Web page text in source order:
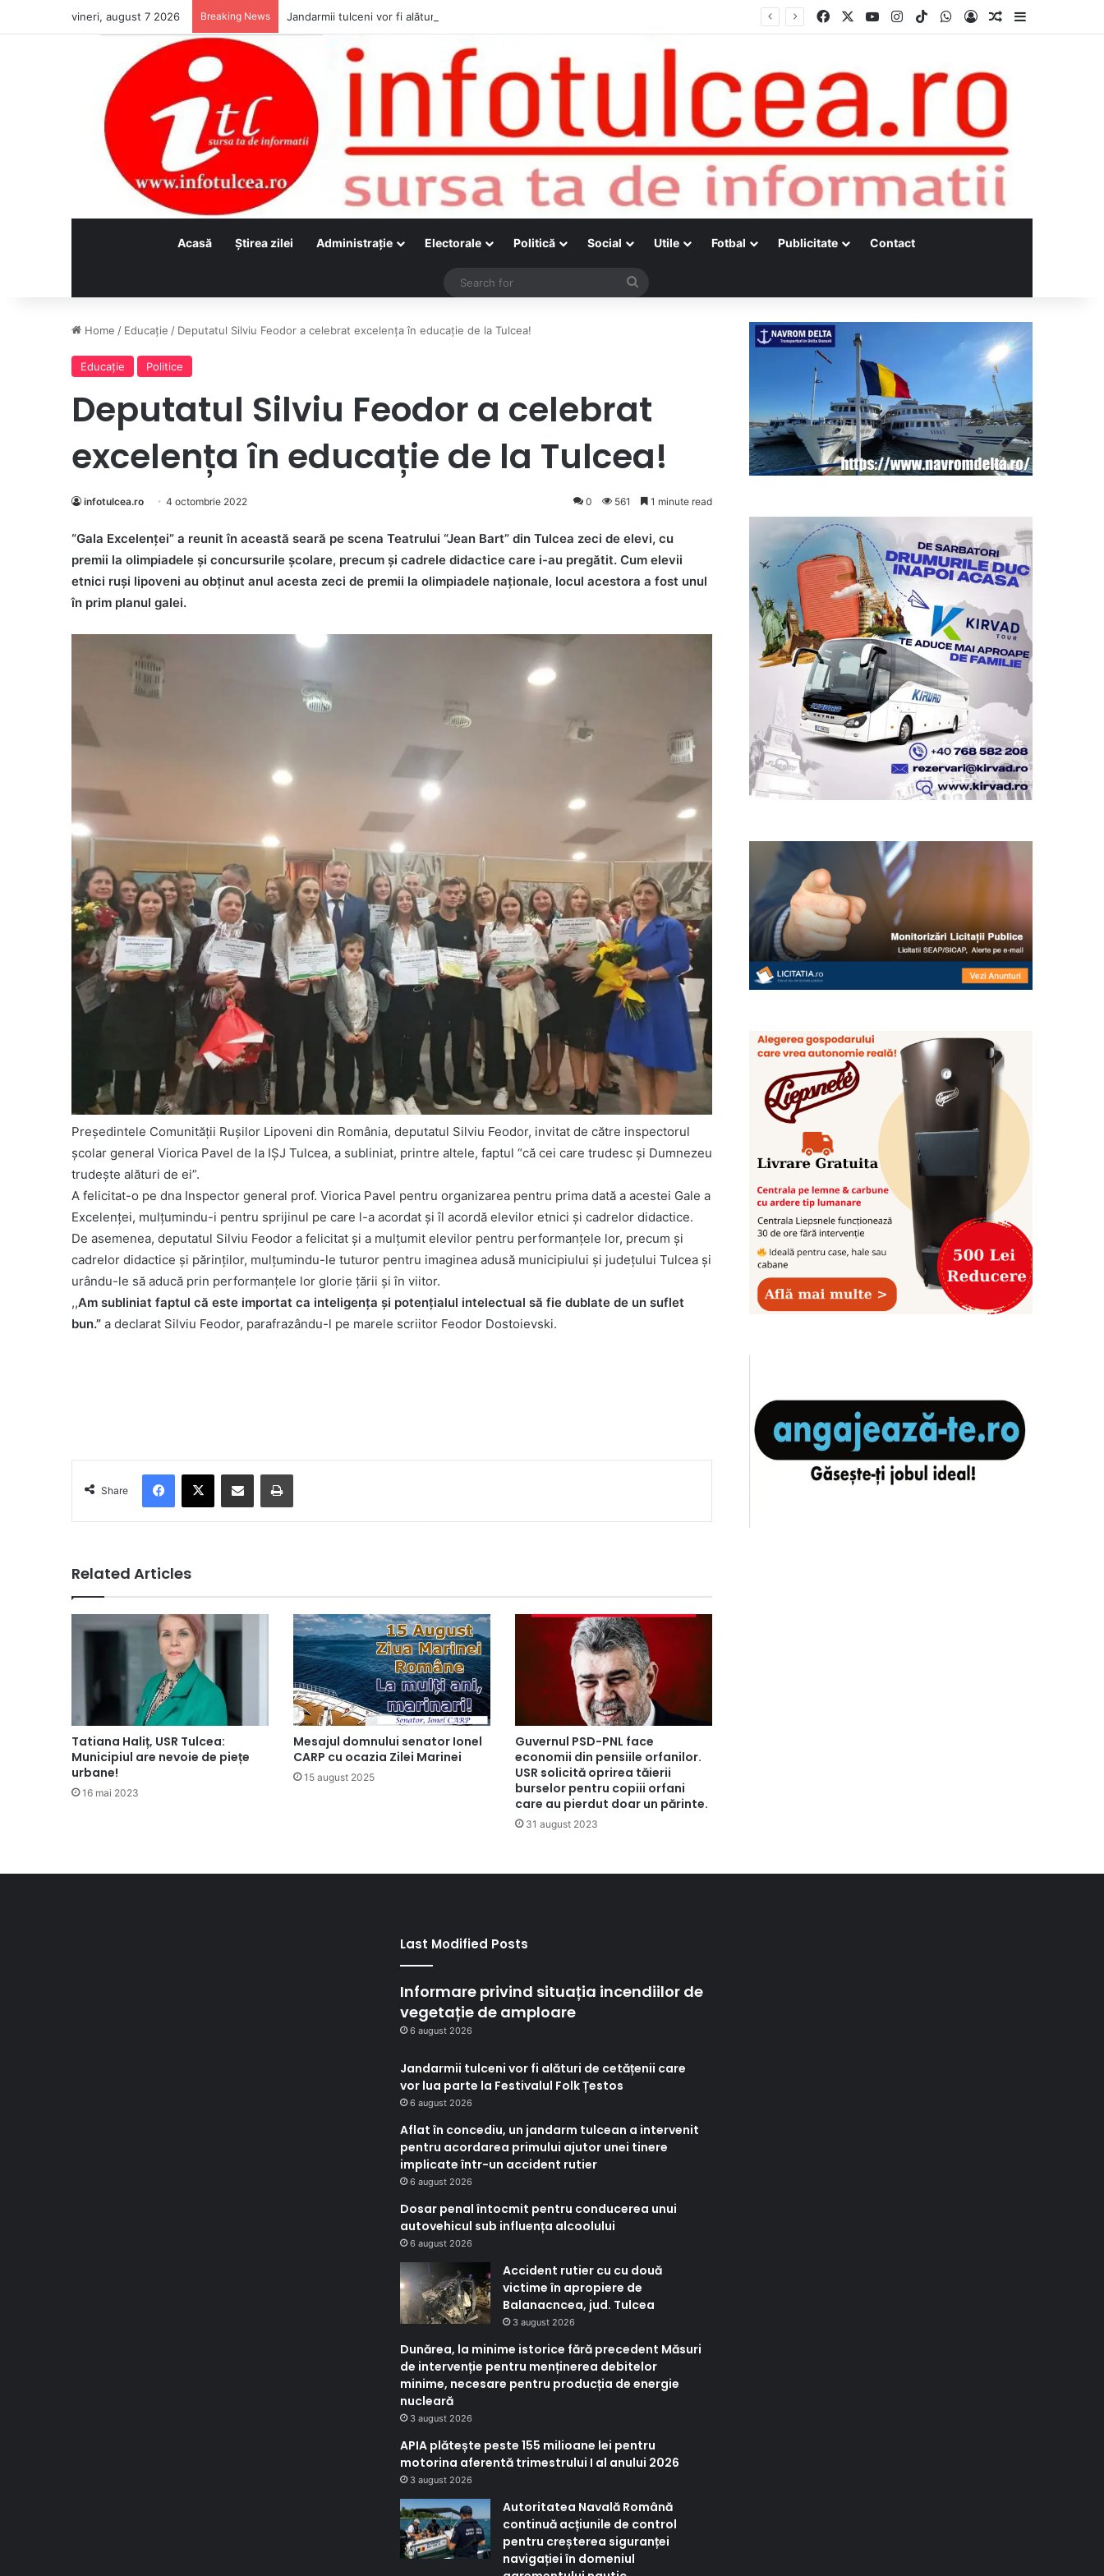
vineri, august 7 2026 Breaking News Jandarmii tulceni vor fi alături de cetățenii care vor lua parte la Festivalul Folk Țestos Facebook YouTubeInstagram
TikTokWhatsApp
Log InRandom Article
Acasă Ştirea zilei Administraţie Electorale Politică Social Utile Fotbal Publicitate Contact
Search
Home / Educaţie / Deputatul Silviu Feodor a celebrat excelența în educație de la Tulcea!
Educaţie Politice
Deputatul Silviu Feodor a celebrat
excelența în educație de la Tulcea!
infotulcea.ro 4 octombrie 2022 0 561 1 minute read
“Gala Excelenţei” a reunit în această seară pe scena Teatrului “Jean Bart” din Tulcea zeci de elevi, cu
premii la olimpiadele și concursurile școlare, precum și cadrele didactice care i-au pregătit. Cum elevii
etnici ruși lipoveni au obținut anul acesta zeci de premii la olimpiadele naționale, locul acestora a fost unul
în prim planul galei.
Președintele Comunității Rușilor Lipoveni din România, deputatul Silviu Feodor, invitat de către inspectorul
școlar general Viorica Pavel de la IȘJ Tulcea, a subliniat, printre altele, faptul “că cei care trudesc și Dumnezeu
trudește alături de ei”.
A felicitat-o pe dna Inspector general prof. Viorica Pavel pentru organizarea pentru prima dată a acestei Gale a
Excelenței, mulțumindu-i pentru sprijinul pe care l-a acordat și îl acordă elevilor etnici și cadrelor didactice.
De asemenea, deputatul Silviu Feodor a felicitat și a mulțumit elevilor pentru performanțele lor, precum și
cadrelor didactice și părinților, mulțumindu-le tuturor pentru imaginea adusă municipiului și județului Tulcea și
urându-le să aducă prin performanțele lor glorie țării și în viitor.
,,Am subliniat faptul că este importat ca inteligența și potențialul intelectual să fie dublate de un suflet
bun.” a declarat Silviu Feodor, parafrazându-l pe marele scriitor Feodor Dostoievski.
Share
Related Articles
Tatiana Haliț, USR Tulcea:
Municipiul are nevoie de piețe
urbane!
16 mai 2023
Mesajul domnului senator Ionel
CARP cu ocazia Zilei Marinei
15 august 2025
Guvernul PSD-PNL face
economii din pensiile orfanilor.
USR solicită oprirea tăierii
burselor pentru copiii orfani
care au pierdut doar un părinte.
31 august 2023
Last Modified Posts
Informare privind situația incendiilor de
vegetație de amploare
6 august 2026
Jandarmii tulceni vor fi alături de cetățenii care
vor lua parte la Festivalul Folk Țestos
6 august 2026
Aflat în concediu, un jandarm tulcean a intervenit
pentru acordarea primului ajutor unei tinere
implicate într-un accident rutier
6 august 2026
Dosar penal întocmit pentru conducerea unui
autovehicul sub influența alcoolului
6 august 2026
Accident rutier cu cu două
victime în apropiere de
Balanacncea, jud. Tulcea
3 august 2026
Dunărea, la minime istorice fără precedent Măsuri
de intervenție pentru menținerea debitelor
minime, necesare pentru producția de energie
nucleară
3 august 2026
APIA plătește peste 155 milioane lei pentru
motorina aferentă trimestrului I al anului 2026
3 august 2026
Autoritatea Navală Română
continuă acțiunile de control
pentru creșterea siguranței
navigației în domeniul